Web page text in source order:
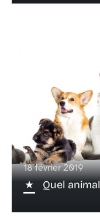
18 février 2019
Quel